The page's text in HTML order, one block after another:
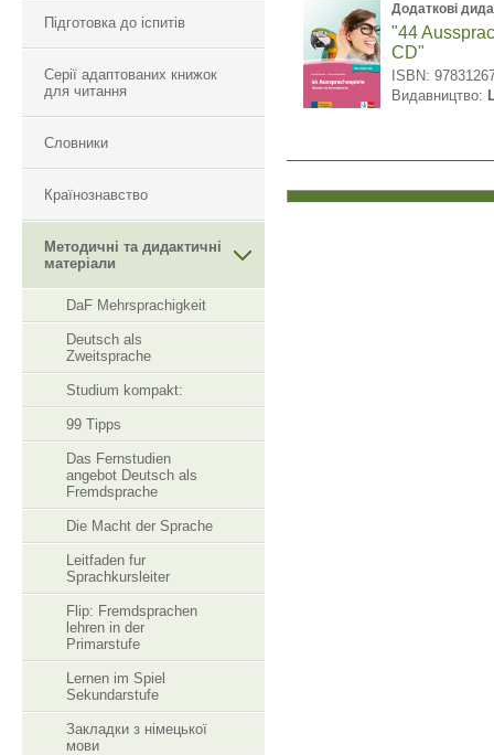
Підготовка до іспитів
Серії адаптованих книжок
для читання
Словники
Країнознавство
Методичні та дидактичні
матеріали
DaF Mehrsprachigkeit
Deutsch als
Zweitsprache
Studium kompakt:
99 Tipps
Das Fernstudien
angebot Deutsch als
Fremdsprache
Die Macht der Sprache
Leitfaden fur
Sprachkursleiter
Flip: Fremdsprachen
lehren in der
Primarstufe
Lernen im Spiel
Sekundarstufe
Закладки з німецької
мови
Додаткові
"44
CD"
ISBN:
Видавництво: